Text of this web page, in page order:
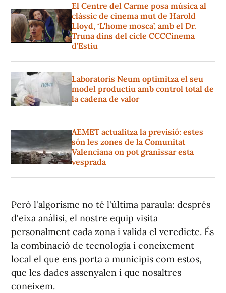
El Centre del Carme posa música al
clàssic de cinema mut de Harold
Lloyd, ‘L'home mosca’, amb el Dr.
Truna dins del cicle CCCCinema
d’Estiu
Laboratoris Neum optimitza el seu
model productiu amb control total de
la cadena de valor
AEMET actualitza la previsió: estes
són les zones de la Comunitat
Valenciana on pot granissar esta
vesprada
Però l'algorisme no té l'última paraula: després
d'eixa anàlisi, el nostre equip visita
personalment cada zona i valida el veredicte. És
la combinació de tecnologia i coneixement
local el que ens porta a municipis com estos,
que les dades assenyalen i que nosaltres
coneixem.